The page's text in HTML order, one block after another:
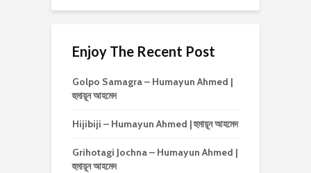
Enjoy The Recent Post
Golpo Samagra – Humayun Ahmed |
হুমায়ূন আহমেদ
Hijibiji – Humayun Ahmed | হুমায়ূন আহমেদ
Grihotagi Jochna – Humayun Ahmed |
হুমায়ূন আহমেদ